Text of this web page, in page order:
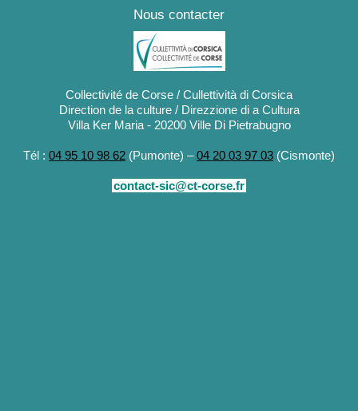
Nous contacter
Collectivité de Corse / Cullettività di Corsica
Direction de la culture / Direzzione di a Cultura
Villa Ker Maria - 20200 Ville Di Pietrabugno
Tél : 04 95 10 98 62 (Pumonte) –04 20 03 97 03 (Cismonte)
contact-sic@ct-corse.fr